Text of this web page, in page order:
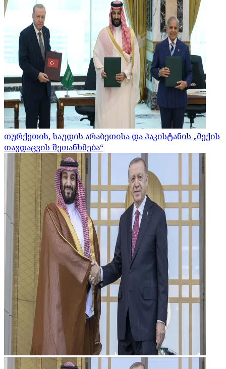
თურქეთის, საუდის არაბეთისა და პაკისტანის „მექის
თავდაცვის შეთანხმება“